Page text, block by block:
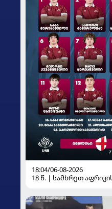
18:04/06-08-2026
18 წ. | სამხრეთ